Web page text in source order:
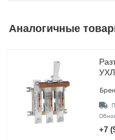
Аналогичные
+7